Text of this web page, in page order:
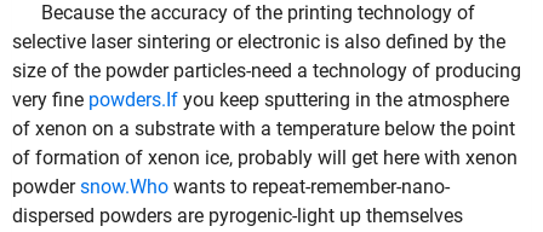
Because the accuracy of the printing technology of
selective laser sintering or electronic is also defined by the
size of the powder particles-need a technology of producing
very fine powders.If you keep sputtering in the atmosphere
of xenon on a substrate with a temperature below the point
of formation of xenon ice, probably will get here with xenon
powdersnow.Who wants to repeat-remember-nano-
dispersed powders are pyrogenic-light up themselves